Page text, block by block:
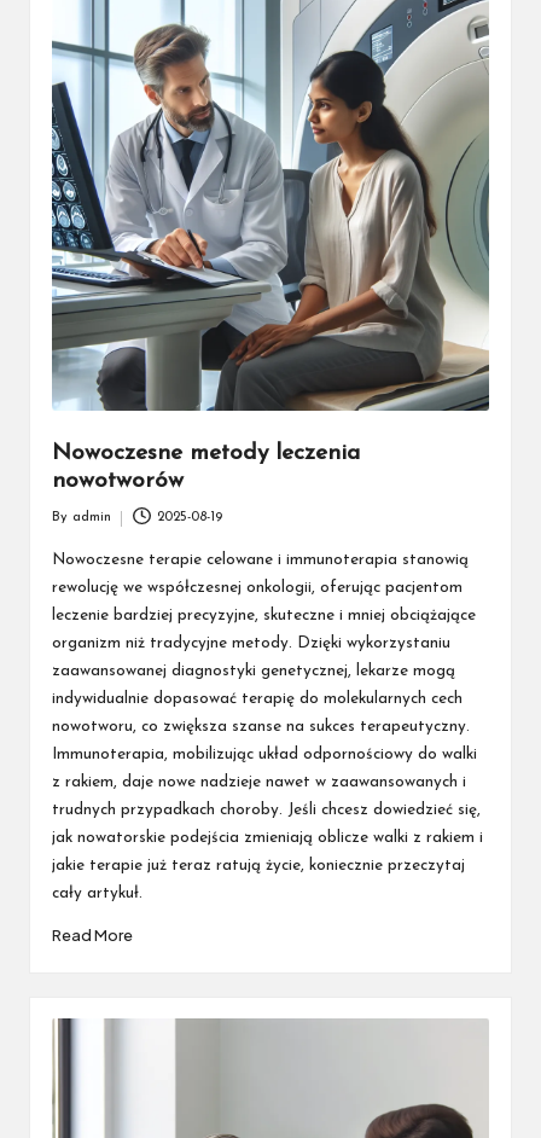
Nowoczesne metody leczenia
nowotworów
by
By admin 2025-08-19
Nowoczesne terapie celowane i immunoterapia stanowią
rewolucję we współczesnej onkologii, oferując pacjentom
leczenie bardziej precyzyjne, skuteczne i mniej obciążające
organizm niż tradycyjne metody. Dzięki wykorzystaniu
zaawansowanej diagnostyki genetycznej, lekarze mogą
indywidualnie dopasować terapię do molekularnych cech
nowotworu, co zwiększa szanse na sukces terapeutyczny.
Immunoterapia, mobilizując układ odpornościowy do walki
z rakiem, daje nowe nadzieje nawet w zaawansowanych i
trudnych przypadkach choroby. Jeśli chcesz dowiedzieć się,
jak nowatorskie podejścia zmieniają oblicze walki z rakiem i
jakie terapie już teraz ratują życie, koniecznie przeczytaj
cały artykuł.
Read More